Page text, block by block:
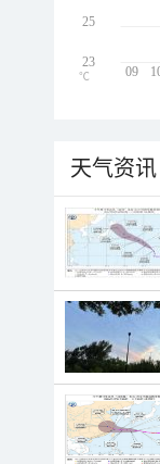
09
25
23
℃
天气资讯